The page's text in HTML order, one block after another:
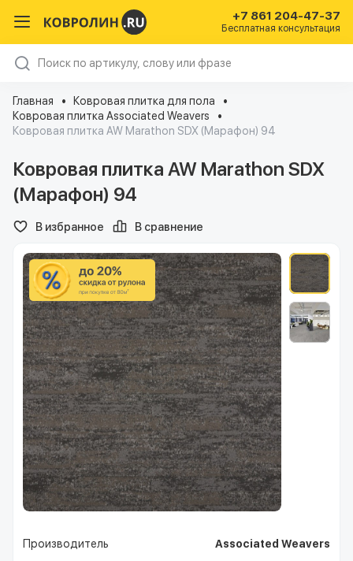
+7 861 204-47-37
Бесплатная консультация
Главная
Ковровая плитка для пола
Ковровая плитка Associated Weavers
Ковровая плитка AW Marathon SDX (Марафон) 94
Ковровая плитка AW Marathon SDX
(Марафон) 94
В избранное В сравнение
Производитель Associated Weavers